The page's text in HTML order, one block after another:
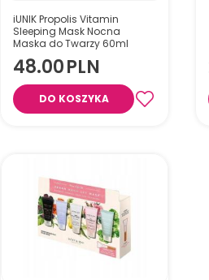
Ma wyraźne działanie
przeciwutleniające,
antyseptyczne i odżywcze.
Wzmacnia napięcie skóry,
napina ją, poprawia wygląd.
wyrównuje koloryt skóry,
rozjaśnia pigmentacje. Maska
nadaje się do wszystkich
iUNIK Propolis Vitamin
Sleeping Mask Nocna
Maska do Twarzy 60ml
48.00PLN
DO KOSZYKA